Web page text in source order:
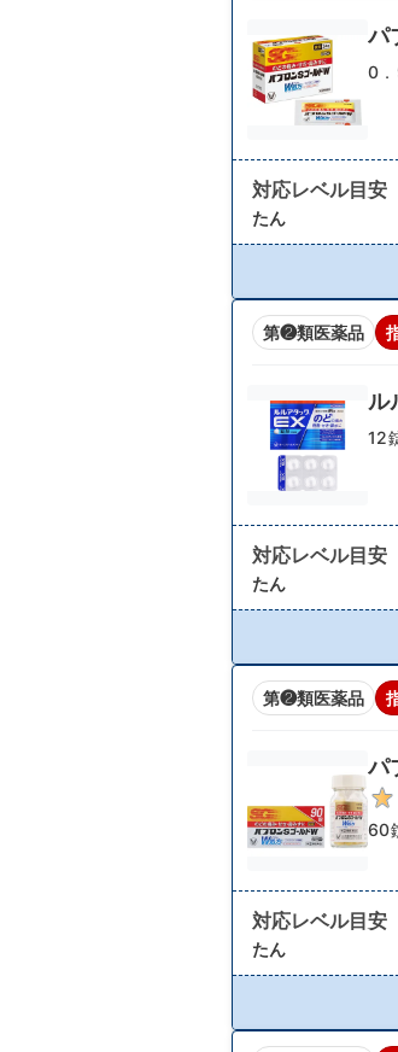
パ
0
対応レベル目安
たん
第❷類医薬品
ル
12
対応レベル目安
たん
第❷類医薬品
パ
60
対応レベル目安
たん